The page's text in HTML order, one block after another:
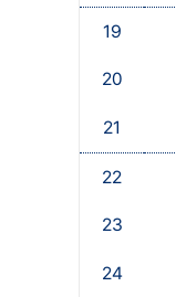
19
20
21
22
23
24